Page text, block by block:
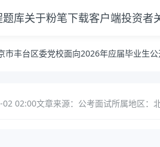
题库关于粉笔下载客户端投资者
市丰台区委党校面向2026年应届毕业生
02 02:00文章来源：公考面试所属地区：